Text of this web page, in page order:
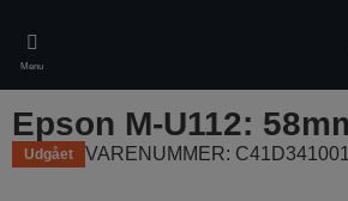
main
content
Menu
Epson M-U112:
Udgået VARENUMMER: C41D341001